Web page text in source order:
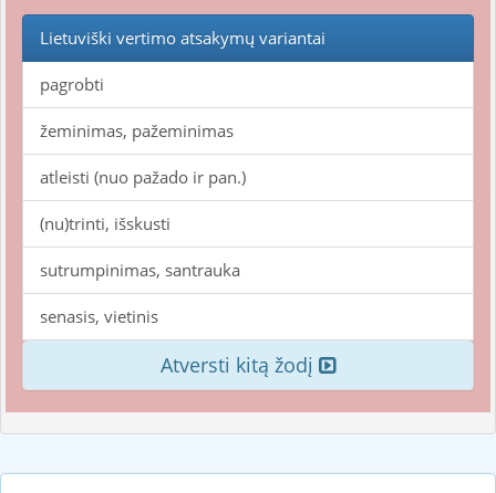
Lietuviški vertimo atsakymų variantai
pagrobti
žeminimas, pažeminimas
atleisti (nuo pažado ir pan.)
(nu)trinti, išskusti
sutrumpinimas, santrauka
senasis, vietinis
Atversti kitą žodį